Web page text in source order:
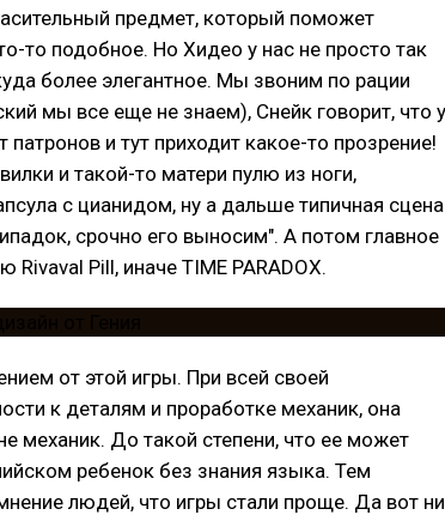
предмет, который поможет
то подобное. Но Хидео у нас не просто так
более элегантное. Мы звоним по рации
мы все еще не знаем), Снейк говорит, что у
патронов и тут приходит какое-то прозрение!
и такой-то матери пулю из ноги,
с цианидом, ну а дальше типичная сцена
срочно его выносим". А потом главное
Pill, иначе TIME PARADOX.
от этой игры. При всей своей
к деталям и проработке механик, она
механик. До такой степени, что ее может
ребенок без знания языка. Тем
людей, что игры стали проще. Да вот ни